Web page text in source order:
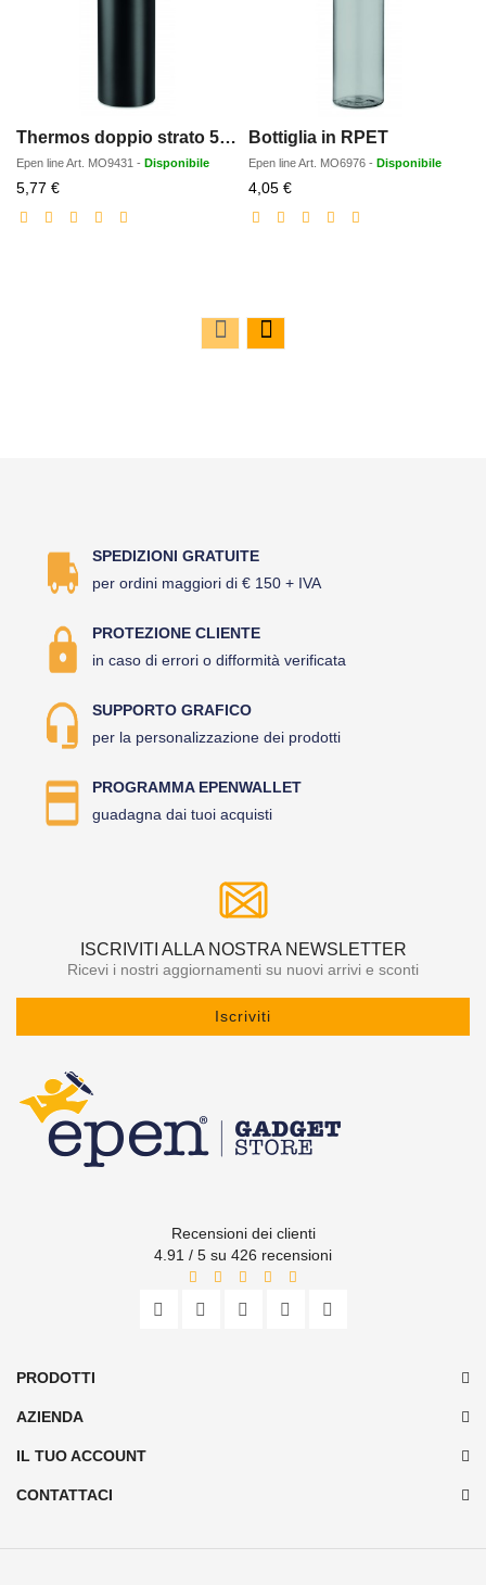
Thermos doppio strato 500ml
Epen lineArt. MO9431 - Disponibile
5,77 €Prezzo
scontato
Bottiglia in RPET
Epen lineArt. MO6976 - Disponibile
4,05 €Prezzo
scontato
SPEDIZIONI GRATUITE
per ordini maggiori di € 150 + IVA
PROTEZIONE CLIENTE
in caso di errori o difformità verificata
SUPPORTO GRAFICO
per la personalizzazione dei prodotti
PROGRAMMA EPENWALLET
guadagna dai tuoi acquisti
ISCRIVITI ALLA NOSTRA NEWSLETTER
Ricevi i nostri aggiornamenti su nuovi arrivi e sconti
Iscriviti
Recensioni dei clienti
4.91 / 5 su 426 recensioni
PRODOTTI
AZIENDA
IL TUO ACCOUNT
CONTATTACI